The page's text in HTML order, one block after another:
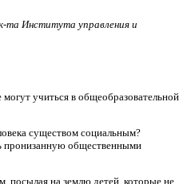
та Института управления и
учиться в общеобразовательной
существом социальным?
пронизанную общественными
посылая на землю детей, которые не